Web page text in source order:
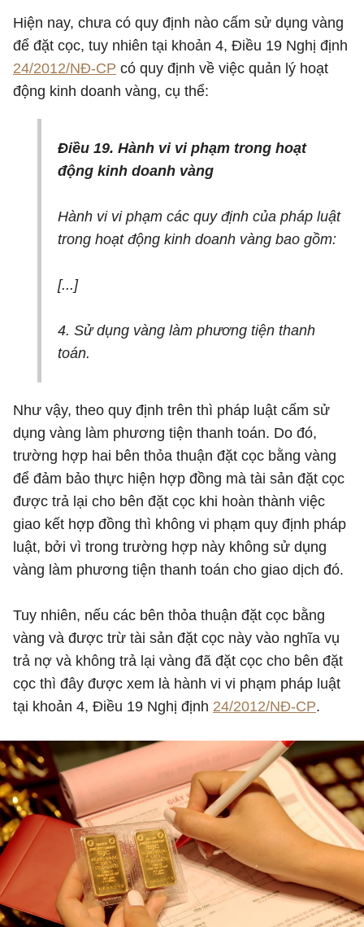
Hiện nay, chưa có quy định nào cấm sử dụng vàng
để đặt cọc, tuy nhiên tại khoản 4, Điều 19 Nghị định
24/2012/NĐ-CP có quy định về việc quản lý hoạt
động kinh doanh vàng, cụ thể:
Điều 19. Hành vi vi phạm trong hoạt
động kinh doanh vàng
Hành vi vi phạm các quy định của pháp luật
trong hoạt động kinh doanh vàng bao gồm:
[...]
4. Sử dụng vàng làm phương tiện thanh
toán.
Như vậy, theo quy định trên thì pháp luật cấm sử
dụng vàng làm phương tiện thanh toán. Do đó,
trường hợp hai bên thỏa thuận đặt cọc bằng vàng
để đảm bảo thực hiện hợp đồng mà tài sản đặt cọc
được trả lại cho bên đặt cọc khi hoàn thành việc
giao kết hợp đồng thì không vi phạm quy định pháp
luật, bởi vì trong trường hợp này không sử dụng
vàng làm phương tiện thanh toán cho giao dịch đó.
Tuy nhiên, nếu các bên thỏa thuận đặt cọc bằng
vàng và được trừ tài sản đặt cọc này vào nghĩa vụ
trả nợ và không trả lại vàng đã đặt cọc cho bên đặt
cọc thì đây được xem là hành vi vi phạm pháp luật
tại khoản 4, Điều 19 Nghị định 24/2012/NĐ-CP.